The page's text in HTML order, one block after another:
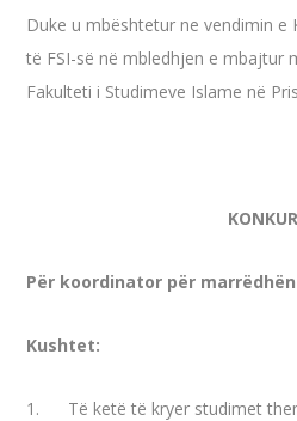
Duke u mbështetur ne vendimin e
të FSI-së në mbledhjen e mbajtur
Fakulteti i Studimeve Islame në
Për koordinator për
Kushtet:
1. Të ketë të kryer studimet